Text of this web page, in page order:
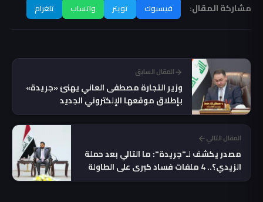
مشاركة المقال: فيسبوك تويتر واتساب تلغرام
المقال السابق
وزير التجارة مصطفى العاني يهنئ «جريدة»
بإطلاق موقعها الإلكتروني الجديد
المقال التالي
مصدر يكشف لـ"جريدة": ما التالي بعد حملة
الزيدي؟.. 4 ملفات فساد كبرى على الطاولة